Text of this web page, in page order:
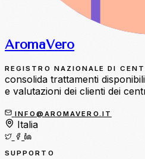
AromaVero
REGISTRO NAZIONALE DI
consolida trattamenti
e valutazioni dei clienti dei
INFO@AROMAVERO.IT
Italia
SUPPORTO